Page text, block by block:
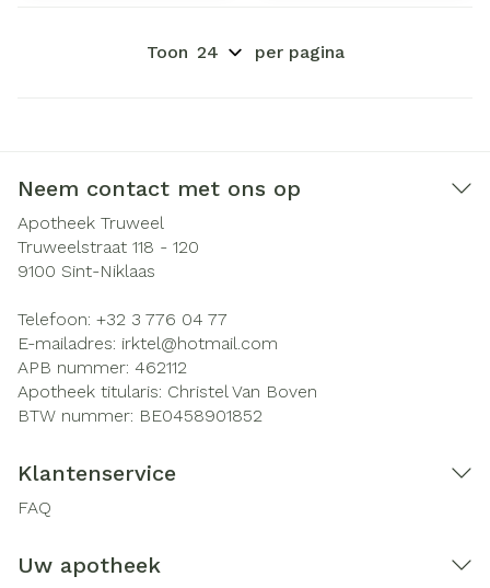
Toon per pagina
Neem contact met ons op
Apotheek Truweel
Truweelstraat 118 - 120
9100 Sint-Niklaas
Telefoon: +32 3 776 04 77
E-mailadres: irktel@hotmail.com
APB nummer: 462112
Apotheek titularis: Christel Van Boven
BTW nummer: BE0458901852
Klantenservice
FAQ
Uw apotheek